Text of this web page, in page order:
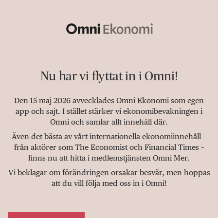
Nu har vi flyttat in i Omni!
Den 15 maj 2026 avvecklades Omni Ekonomi som egen
app och sajt. I stället stärker vi ekonomibevakningen i
Omni och samlar allt innehåll där.
Även det bästa av vårt internationella ekonomiinnehåll –
från aktörer som The Economist och Financial Times –
finns nu att hitta i medlemstjänsten Omni Mer.
Vi beklagar om förändringen orsakar besvär, men hoppas
att du vill följa med oss in i Omni!